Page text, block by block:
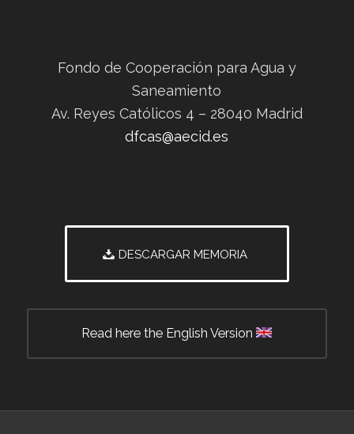
Fondo de Cooperación para Agua y
Saneamiento
Av. Reyes Católicos 4 – 28040 Madrid
dfcas@aecid.es
DESCARGAR MEMORIA
Read here the English Version